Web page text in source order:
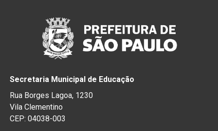
Secretaria Municipal de Educação
Rua Borges Lagoa, 1230
Vila Clementino
CEP: 04038-003